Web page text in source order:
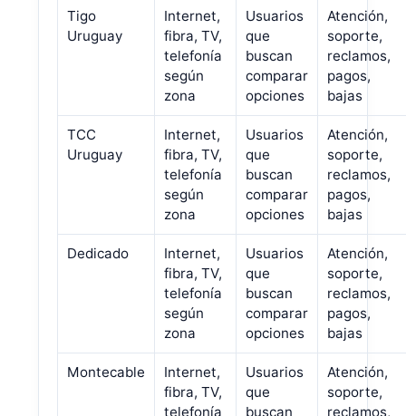
Tigo
Uruguay
Internet,
fibra, TV,
telefonía
según
zona
Usuarios
que
buscan
comparar
opciones
Atención,
soporte,
reclamos,
pagos,
bajas
TCC
Uruguay
Internet,
fibra, TV,
telefonía
según
zona
Usuarios
que
buscan
comparar
opciones
Atención,
soporte,
reclamos,
pagos,
bajas
Dedicado
Internet,
fibra, TV,
telefonía
según
zona
Usuarios
que
buscan
comparar
opciones
Atención,
soporte,
reclamos,
pagos,
bajas
Montecable
Internet,
fibra, TV,
telefonía
Usuarios
que
buscan
Atención,
soporte,
reclamos,